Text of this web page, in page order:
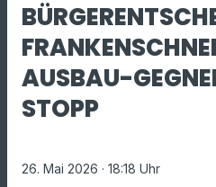
AUSBAU-
STOPP
26. Mai 2026 · 18:18 Uhr